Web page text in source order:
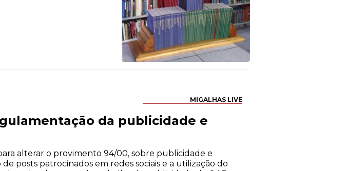
MIGALHAS LIVE
da publicidade e
alterar o provimento 94/00, sobre publicidade e
posts patrocinados em redes sociais e a utilização do